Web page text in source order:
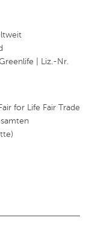
| Liz.-Nr.
for Life Fair Trade